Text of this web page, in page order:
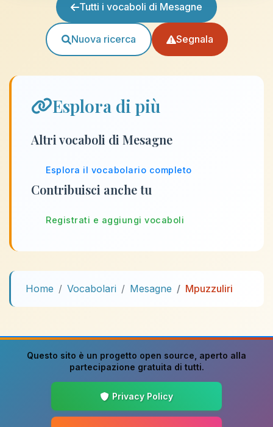
Tutti i vocaboli di Mesagne
Nuova ricerca Segnala
Esplora di più
Altri vocaboli di Mesagne
Esplora il vocabolario completo
Contribuisci anche tu
Registrati e aggiungi vocaboli
Home Vocabolari Mesagne Mpuzzuliri
Questo sito è un progetto open source , aperto alla
partecipazione gratuita di tutti.
Privacy Policy